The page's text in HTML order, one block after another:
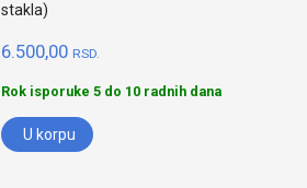
stakla)
6.500,00 RSD.
Rok isporuke 5 do 10 radnih dana
U korpu